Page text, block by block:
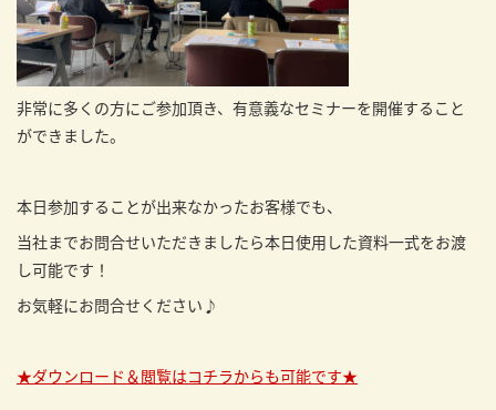
非常に多くの方にご参加頂き、有意義なセミナーを開催すること
ができました。
本日参加することが出来なかったお客様でも、
当社までお問合せいただきましたら本日使用した資料一式をお渡
し可能です！
お気軽にお問合せください♪
★ダウンロード＆閲覧はコチラからも可能です★